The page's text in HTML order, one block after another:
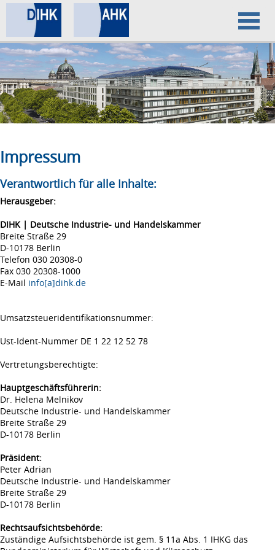
Home
Datenschutz
Impressum
Impressum
Verantwortlich für alle Inhalte:
Herausgeber:
DIHK | Deutsche Industrie- und Handelskammer
Breite Straße 29
D-10178 Berlin
Telefon 030 20308-0
Fax 030 20308-1000
E-Mail info[a]dihk.de
Umsatzsteueridentifikationsnummer:
Ust-Ident-Nummer DE 1 22 12 52 78
Vertretungsberechtigte:
Hauptgeschäftsführerin:
Dr. Helena Melnikov
Deutsche Industrie- und Handelskammer
Breite Straße 29
D-10178 Berlin
Präsident:
Peter Adrian
Deutsche Industrie- und Handelskammer
Breite Straße 29
D-10178 Berlin
Rechtsaufsichtsbehörde:
Zuständige Aufsichtsbehörde ist gem. § 11a Abs. 1 IHKG das